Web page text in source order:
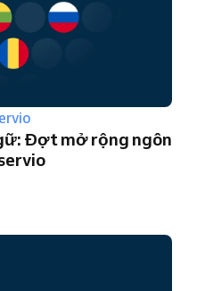
Đợt mở rộng ngôn